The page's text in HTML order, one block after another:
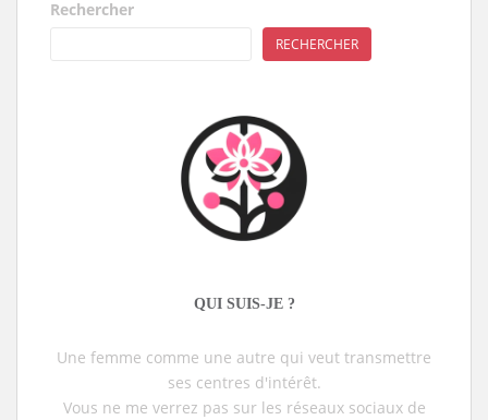
Rechercher
RECHERCHER
QUI SUIS-JE ?
Une femme comme une autre qui veut transmettre
ses centres d'intérêt.
Vous ne me verrez pas sur les réseaux sociaux de